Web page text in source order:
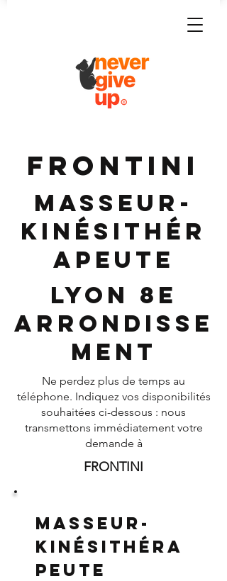
FRONTINI
Masseur-
Kinésithér
apeute
Lyon 8e
Arrondisse
ment
Ne perdez plus de temps au
téléphone. Indiquez vos disponibilités
souhaitées ci-dessous : nous
transmettons immédiatement votre
demande à
FRONTINI
Masseur-
Kinésithéra
peute